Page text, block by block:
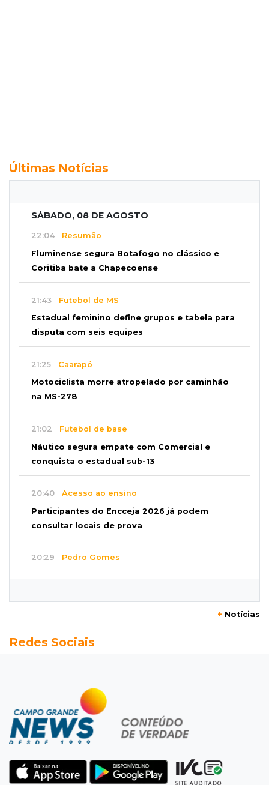
Últimas Notícias
SÁBADO, 08 DE AGOSTO
22:04 Resumão
Fluminense segura Botafogo no clássico e
Coritiba bate a Chapecoense
21:43 Futebol de MS
Estadual feminino define grupos e tabela para
disputa com seis equipes
21:25 Caarapó
Motociclista morre atropelado por caminhão
na MS-278
21:02 Futebol de base
Náutico segura empate com Comercial e
conquista o estadual sub-13
20:40 Acesso ao ensino
Participantes do Encceja 2026 já podem
consultar locais de prova
20:29 Pedro Gomes
Pantanal treina em Goiânia antes de jogo que
Campeonato Brasileiro
Remo busca empate com Atlético-MG e segue
na zona de rebaixamento
Defesa diz que preso suspeito de sequestro
só emprestou casa a conhecido
+ Notícias
Redes Sociais